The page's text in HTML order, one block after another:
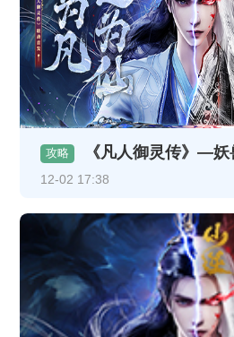
攻略 《凡人御灵传》—
12-02 17:38